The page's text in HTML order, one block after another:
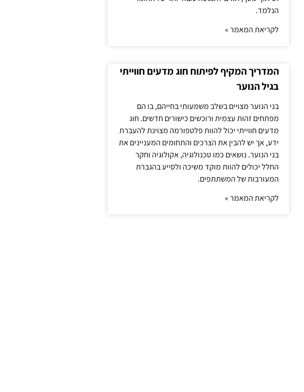
הנלמד.
לקריאת המאמר »
המדריך המקיף לפיתוח חוג מדעים חווייתי
בגיל הנוער
בני הנוער מצויים בשלב משמעותי בחייהם, בו הם
מפתחים זהות עצמית ורוכשים כישורים חדשים. חוג
מדעים חווייתי יכול להוות פלטפורמה מצוינת להעברת
ידע, אך יש להבין את הצרכים והתחומים המעניינים את
בני הנוער. נושאים כמו טכנולוגיה, אקולוגיה וחקר
החלל יכולים להוות מוקד משיכה ולסייע בהגברת
המעורבות של המשתתפים.
לקריאת המאמר »